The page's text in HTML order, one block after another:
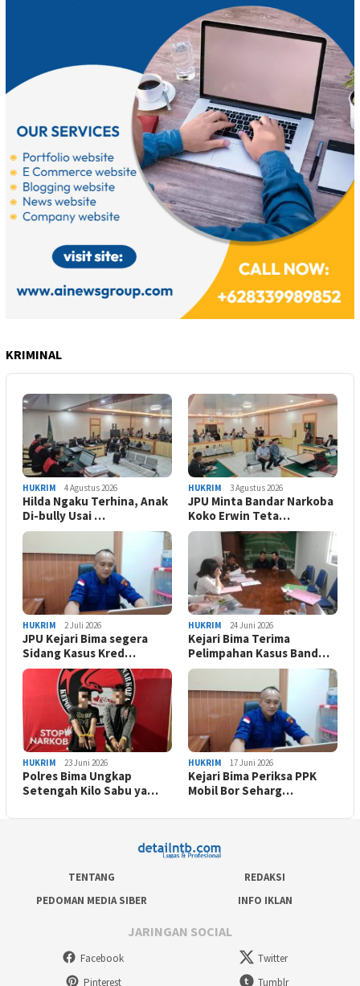
KRIMINAL
HUKRIM 4 Agustus 2026
Hilda Ngaku Terhina, Anak
Di-bully Usai …
HUKRIM 3 Agustus 2026
JPU Minta Bandar Narkoba
Koko Erwin Teta…
HUKRIM 2 Juli 2026
JPU Kejari Bima segera
Sidang Kasus Kred…
HUKRIM 24 Juni 2026
Kejari Bima Terima
Pelimpahan Kasus Band…
HUKRIM 23 Juni 2026
Polres Bima Ungkap
Setengah Kilo Sabu ya…
HUKRIM 17 Juni 2026
Kejari Bima Periksa PPK
Mobil Bor Seharg…
TENTANG
REDAKSI
PEDOMAN MEDIA SIBER
INFO IKLAN
JARINGAN SOCIAL
Facebook
Twitter
Pinterest
Tumblr